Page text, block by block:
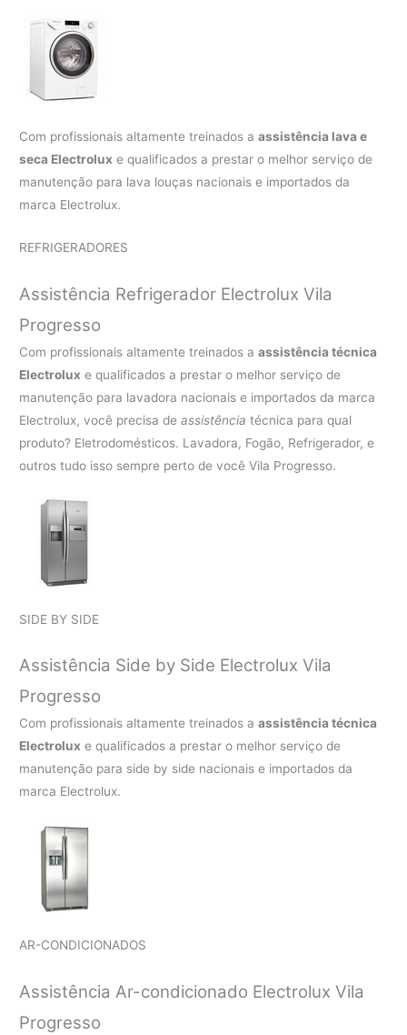
Com profissionais altamente treinados aassistência lava e
seca Electrolux e qualificados a prestar o melhor serviço de
manutenção para lava louças nacionais e importados da
marca Electrolux.
REFRIGERADORES
Assistência Refrigerador Electrolux Vila
Progresso
Com profissionais altamente treinados aassistência técnica
Electrolux e qualificados a prestar o melhor serviço de
manutenção para lavadora nacionais e importados da marca
Electrolux, você precisa deassistência técnica para qual
produto? Eletrodomésticos. Lavadora, Fogão, Refrigerador, e
outros tudo isso sempre perto de você Vila Progresso.
SIDE BY SIDE
Assistência Side by Side Electrolux Vila
Progresso
Com profissionais altamente treinados aassistência técnica
Electrolux e qualificados a prestar o melhor serviço de
manutenção para side by side nacionais e importados da
marca Electrolux.
AR-CONDICIONADOS
Assistência Ar-condicionado Electrolux Vila
Progresso